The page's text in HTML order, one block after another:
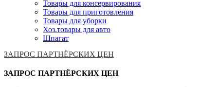
Товары для консервирования
Товары для приготовления
Товары для уборки
Хоз.товары для авто
Шпагат
ЗАПРОС ПАРТНЁРСКИХ ЦЕН
ЗАПРОС ПАРТНЁРСКИХ ЦЕН